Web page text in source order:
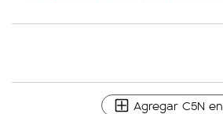
Agregar C5N en